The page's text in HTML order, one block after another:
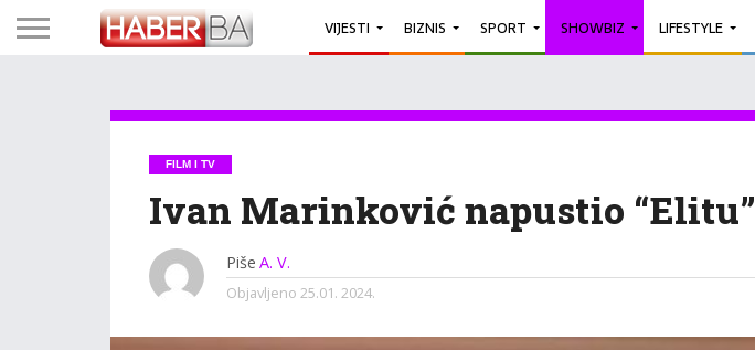
VIJESTI BIZNIS SPORT SHOWBIZ LIFESTYLE
FILM I TV
Ivan Marinković napustio “Elitu”
Piše A. V.
Objavljeno 25.01. 2024.